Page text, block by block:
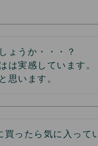
ょうか・・・？
は実感しています。
思います。
ったら気に入って